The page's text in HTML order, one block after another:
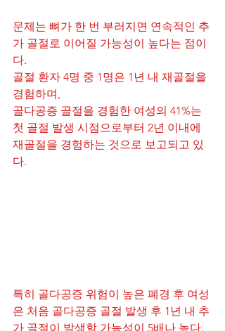
문제는 뼈가 한 번 부러지면 연속적인 추
가 골절로 이어질 가능성이 높다는 점이
다.
골절 환자 4명 중 1명은 1년 내 재골절을
경험하며,
골다공증 골절을 경험한 여성의 41%는
첫 골절 발생 시점으로부터 2년 이내에
재골절을 경험하는 것으로 보고되고 있
다.
특히 골다공증 위험이 높은 폐경 후 여성
은 처음 골다공증 골절 발생 후 1년 내 추
가 골절이 발생할 가능성이 5배나 높다.